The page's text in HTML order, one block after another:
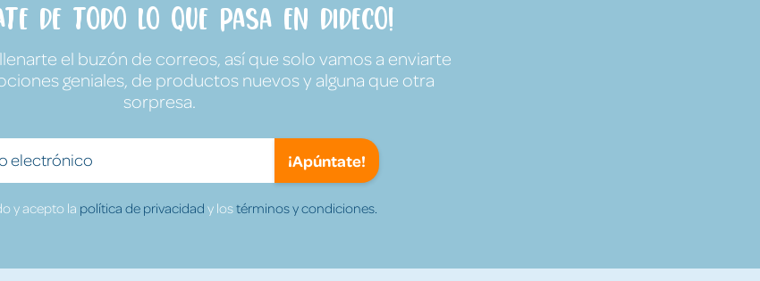
de todo lo que pasa en Dideco!
el buzón de correos, así que solo vamos a enviarte
geniales, de productos nuevos y alguna que otra
sorpresa.
¡Apúntate!
y acepto la política de privacidad y lostérminos y condiciones.